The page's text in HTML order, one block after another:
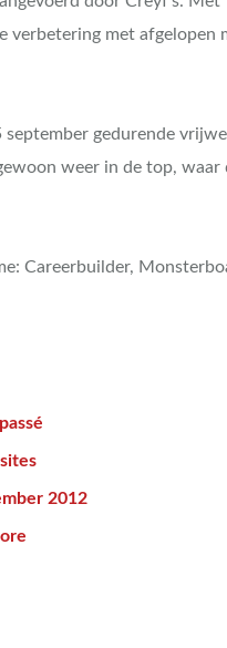
met afgelopen
gedurende
weer in de top, waar
Careerbuilder,
2012